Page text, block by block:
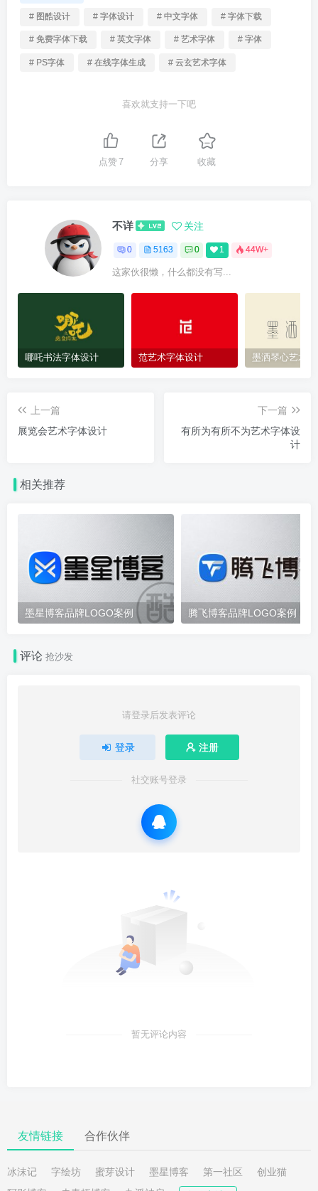
# 图酷设计 # 字体设计 # 中文字体 # 字体下载
# 免费字体下载 # 英文字体 # 艺术字体 # 字体
# PS字体 # 在线字体生成 # 云玄艺术字体
喜欢就支持一下吧
点赞7 分享 收藏
不详 关注
0 5163 0 1 44W+
这家伙很懒，什么都没有写...
哪吒书法字体设计 范艺术字体设计 墨洒琴心艺术
上一篇
展览会艺术字体设计
下一篇
有所为有所不为艺术字体设
计
相关推荐
墨星博客品牌LOGO案例 腾飞博客品牌LOGO案例
评论抢沙发
请登录后发表评论
登录 注册
社交账号登录
暂无评论内容
友情链接 合作伙伴
冰沫记 字绘坊 蜜芽设计 墨星博客 第一社区
创业猫